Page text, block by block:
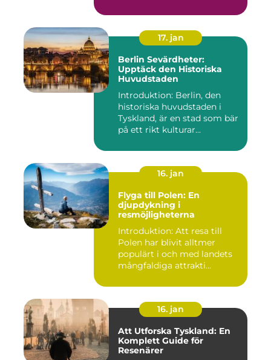
17. jan
Berlin Sevärdheter:
Upptäck den Historiska
Huvudstaden
Introduktion: Berlin, den
historiska huvudstaden i
Tyskland, är en stad som bär
på ett rikt kulturar...
16. jan
Flyga till Polen: En
djupdykning i
resmöjligheterna
Introduktion: Att resa till
Polen har blivit alltmer
populärt i och med landets
mångfaldiga attrakti...
16. jan
Att Utforska Tyskland: En
Komplett Guide för
Resenärer